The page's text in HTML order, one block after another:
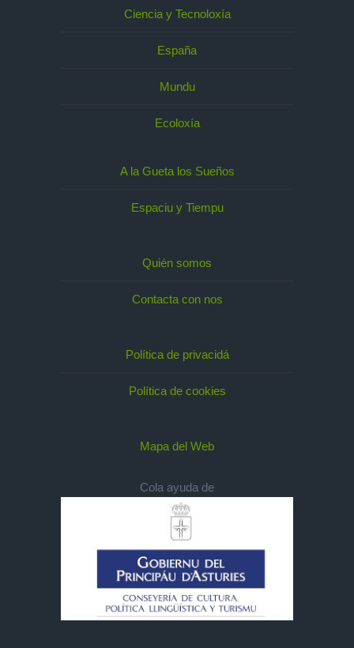
Ciencia y Tecnoloxía
España
Mundu
Ecoloxía
A la Gueta los Sueños
Espaciu y Tiempu
Quién somos
Contacta con nos
Política de privacidá
Política de cookies
Mapa del Web
Cola ayuda de